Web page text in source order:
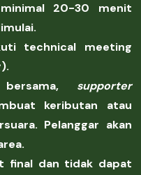
20-30 menit
technical
meeting
bersama, supporter
keributan atau
Pelanggar akan
final dan tidak dapat